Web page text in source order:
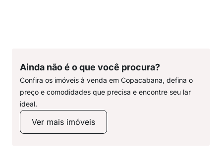
Ainda não é o que você procura?
Confira os imóveis à venda em Copacabana, defina o
preço e comodidades que precisa e encontre seu lar
ideal.
Ver mais imóveis